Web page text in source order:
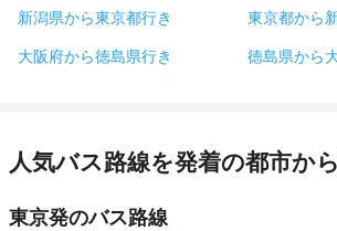
新潟県から東京都行き 東京都から
大阪府から徳島県行き 徳島県から
人気バス路線を発着の都市か
東京発のバス路線